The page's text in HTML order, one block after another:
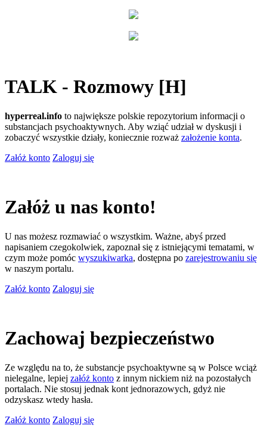
TALK - Rozmowy [H]
hyperreal.info to największe polskie repozytorium informacji o
substancjach psychoaktywnych. Aby wziąć udział w dyskusji i
zobaczyć wszystkie działy, koniecznie rozważ założenie konta.
Załóż konto Zaloguj się
Załóż u nas konto!
U nas możesz rozmawiać o wszystkim. Ważne, abyś przed
napisaniem czegokolwiek, zapoznał się z istniejącymi tematami, w
czym może pomóc wyszukiwarka, dostępna po zarejestrowaniu się
w naszym portalu.
Załóż konto Zaloguj się
Zachowaj bezpieczeństwo
Ze względu na to, że substancje psychoaktywne są w Polsce wciąż
nielegalne, lepiej załóż konto z innym nickiem niż na pozostałych
portalach. Nie stosuj jednak kont jednorazowych, gdyż nie
odzyskasz wtedy hasła.
Załóż konto Zaloguj się